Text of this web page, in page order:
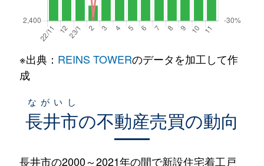
※出典： REINS TOWERのデータを加工して作
成
長井市
ながいし
の不動産売買の動向
長井市の2000～2021年の間で新設住宅着工戸